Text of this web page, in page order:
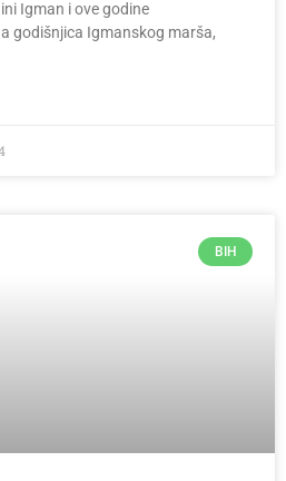
Igman i ove godine
godišnjica Igmanskog marša,
BIH